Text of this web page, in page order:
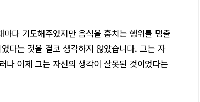
다 기도해주었지만 음식을 훔치는 행위를 멈출
다는 것을 결코 생각하지 않았습니다. 그는 자
나 이제 그는 자신의 생각이 잘못된 것이었다는